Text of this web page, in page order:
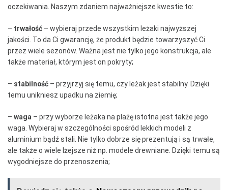
oczekiwania. Naszym zdaniem najważniejsze kwestie to:
– trwałość – wybieraj przede wszystkim leżaki najwyższej
jakości. To da Ci gwarancję, że produkt będzie towarzyszyć Ci
przez wiele sezonów. Ważna jest nie tylko jego konstrukcja, ale
także materiał, którym jest on pokryty;
– stabilność – przyjrzyj się temu, czy leżak jest stabilny. Dzięki
temu unikniesz upadku na ziemię;
– waga – przy wyborze leżaka na plażę istotna jest także jego
waga. Wybieraj w szczególności spośród lekkich modeli z
aluminium bądź stali. Nie tylko dobrze się prezentują i są trwałe,
ale także o wiele lżejsze niż np. modele drewniane. Dzięki temu są
wygodniejsze do przenoszenia;